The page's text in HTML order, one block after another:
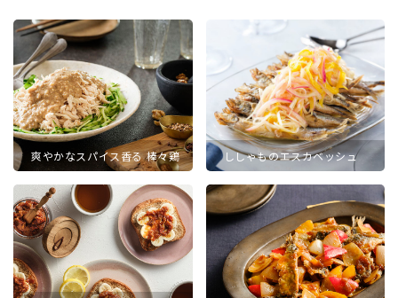
爽やかなスパイス香る 棒々鶏 ししゃものエスカベッシュ